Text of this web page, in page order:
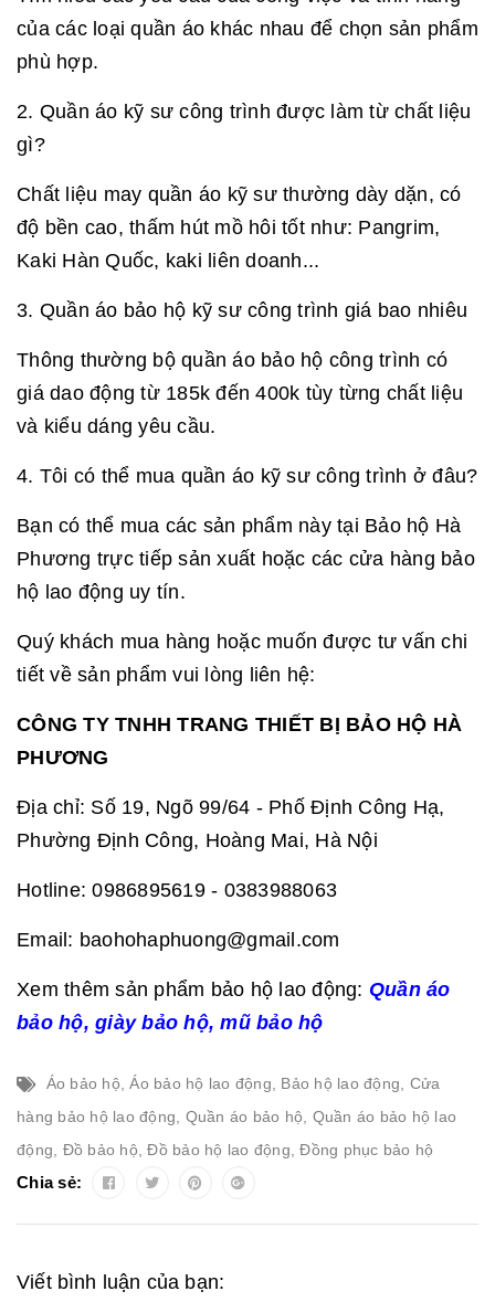
của các loại quần áo khác nhau để chọn sản phẩm
phù hợp.
2. Quần áo kỹ sư công trình được làm từ chất liệu
gì?
Chất liệu may quần áo kỹ sư thường dày dặn, có
độ bền cao, thấm hút mồ hôi tốt như: Pangrim,
Kaki Hàn Quốc, kaki liên doanh...
3. Quần áo bảo hộ kỹ sư công trình giá bao nhiêu
Thông thường bộ quần áo bảo hộ công trình có
giá dao động từ 185k đến 400k tùy từng chất liệu
và kiểu dáng yêu cầu.
4. Tôi có thể mua quần áo kỹ sư công trình ở đâu?
Bạn có thể mua các sản phẩm này tại Bảo hộ Hà
Phương trực tiếp sản xuất hoặc các cửa hàng bảo
hộ lao động uy tín.
Quý khách mua hàng hoặc muốn được tư vấn chi
tiết về sản phẩm vui lòng liên hệ:
CÔNG TY TNHH TRANG THIẾT BỊ BẢO HỘ HÀ
PHƯƠNG
Địa chỉ: Số 19, Ngõ 99/64 - Phố Định Công Hạ,
Phường Định Công, Hoàng Mai, Hà Nội
Hotline: 0986895619 - 0383988063
Email: baohohaphuong@gmail.com
Xem thêm sản phẩm bảo hộ lao động: Quần áo
bảo hộ, giày bảo hộ,mũ bảo hộ
Áo bảo hộ ,Áo bảo hộ lao động Bảo hộ lao động
Cửa
hàng bảo hộ lao động
Quần áo bảo hộ
Quần áo bảo hộ lao
động
Đồ bảo hộ ,Đồ bảo hộ lao động ,Đồng phục bảo hộ
Chia sẻ:
Viết bình luận của bạn: